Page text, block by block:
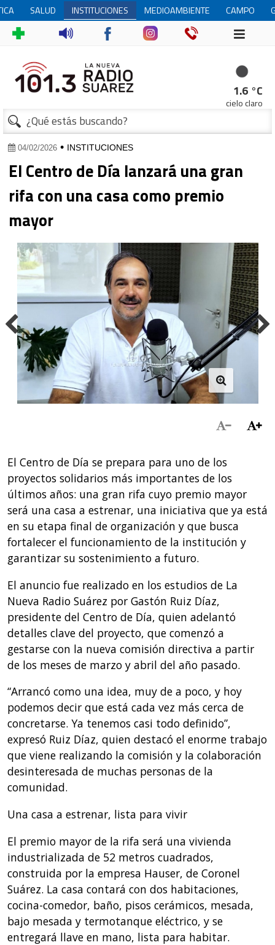
SALUD INSTITUCIONES MEDIOAMBIENTE CAMPO
1.6 °C
cielo claro
04/02/2026• INSTITUCIONES
El Centro de Día lanzará una gran
rifa con una casa como premio
mayor
El Centro de Día se prepara para uno de los
proyectos solidarios más importantes de los
últimos años: una gran rifa cuyo premio mayor
será una casa a estrenar, una iniciativa que ya está
en su etapa final de organización y que busca
fortalecer el funcionamiento de la institución y
garantizar su sostenimiento a futuro.
El anuncio fue realizado en los estudios de La
Nueva Radio Suárez por Gastón Ruiz Díaz,
presidente del Centro de Día, quien adelantó
detalles clave del proyecto, que comenzó a
gestarse con la nueva comisión directiva a partir
de los meses de marzo y abril del año pasado.
“Arrancó como una idea, muy de a poco, y hoy
podemos decir que está cada vez más cerca de
concretarse. Ya tenemos casi todo definido”,
expresó Ruiz Díaz, quien destacó el enorme trabajo
que viene realizando la comisión y la colaboración
desinteresada de muchas personas de la
comunidad.
Una casa a estrenar, lista para vivir
El premio mayor de la rifa será una vivienda
industrializada de 52 metros cuadrados,
construida por la empresa Hauser, de Coronel
Suárez. La casa contará con dos habitaciones,
cocina-comedor, baño, pisos cerámicos, mesada,
bajo mesada y termotanque eléctrico, y se
entregará llave en mano, lista para habitar.